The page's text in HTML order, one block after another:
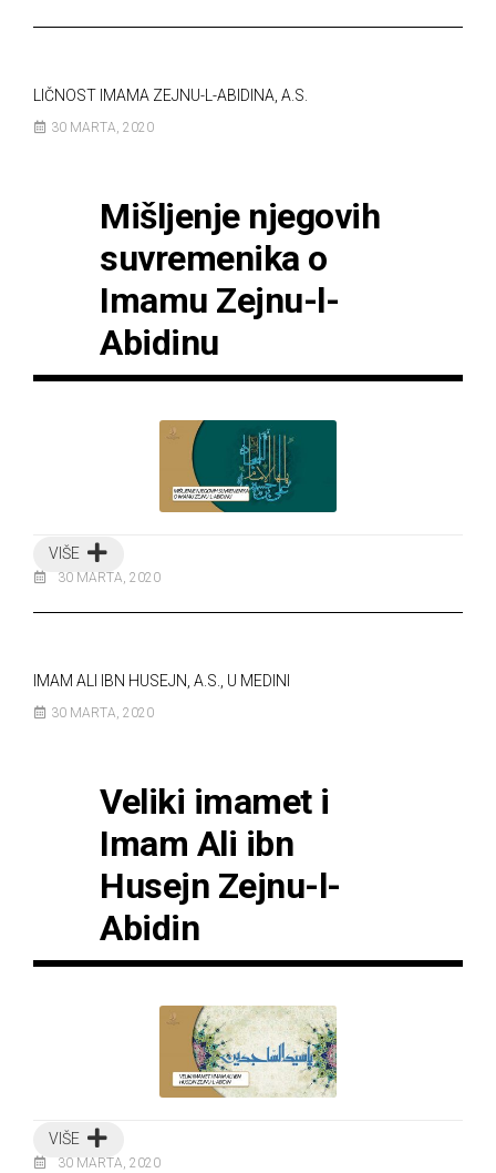
LIČNOST IMAMA ZEJNU-L-ABIDINA, A.S.
30 MARTA, 2020
Mišljenje njegovih
suvremenika o
Imamu Zejnu-l-
Abidinu
VIŠE
30 MARTA, 2020
IMAM ALI IBN HUSEJN, A.S., U MEDINI
30 MARTA, 2020
Veliki imamet i
Imam Ali ibn
Husejn Zejnu-l-
Abidin
VIŠE
30 MARTA, 2020